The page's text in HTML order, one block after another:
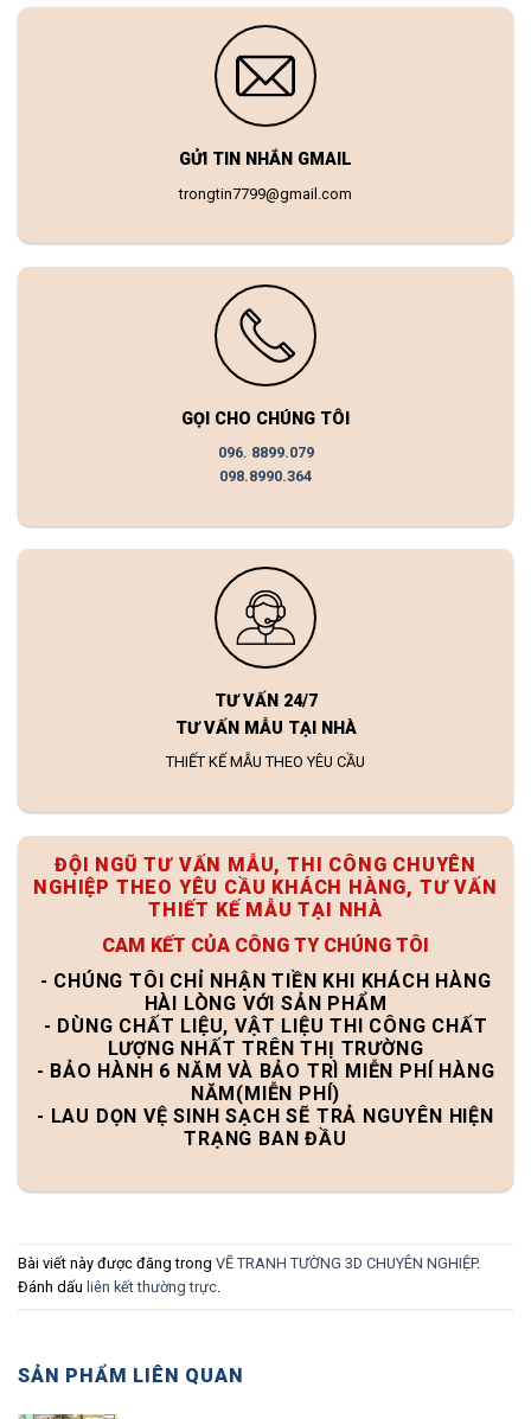
GỬI TIN NHẮN GMAIL
trongtin7799@gmail.com
GỌI CHO CHÚNG TÔI
096. 8899.079
098.8990.364
TƯ VẤN 24/7
TƯ VẤN MẪU TẠI NHÀ
THIẾT KẾ MẪU THEO YÊU CẦU
ĐỘI NGŨ TƯ VẤN MẪU, THI CÔNG CHUYÊN
NGHIỆP THEO YÊU CẦU KHÁCH HÀNG, TƯ VẤN
THIẾT KẾ MẪU TẠI NHÀ
CAM KẾT CỦA CÔNG TY CHÚNG TÔI
- CHÚNG TÔI CHỈ NHẬN TIỀN KHI KHÁCH HÀNG
HÀI LÒNG VỚI SẢN PHẨM
- DÙNG CHẤT LIỆU, VẬT LIỆU THI CÔNG CHẤT
LƯỢNG NHẤT TRÊN THỊ TRƯỜNG
- BẢO HÀNH 6 NĂM VÀ BẢO TRÌ MIỄN PHÍ HÀNG
NĂM(MIỄN PHÍ)
- LAU DỌN VỆ SINH SẠCH SẼ TRẢ NGUYÊN HIỆN
TRẠNG BAN ĐẦU
Bài viết này được đăng trong VẼ TRANH TƯỜNG 3D CHUYÊN NGHIỆP.
Đánh dấu liên kết thường trực.
SẢN PHẨM LIÊN QUAN